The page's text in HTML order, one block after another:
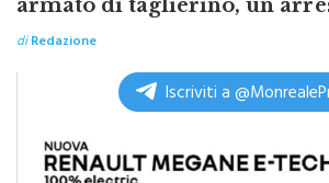
diRedazione
Iscriviti a